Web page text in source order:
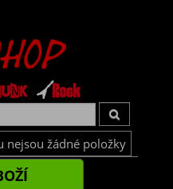
nejsou žádné položky